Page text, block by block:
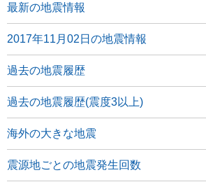
最新の地震情報
2017年11月02日の地震情報
過去の地震履歴
過去の地震履歴(震度3以上)
海外の大きな地震
震源地ごとの地震発生回数